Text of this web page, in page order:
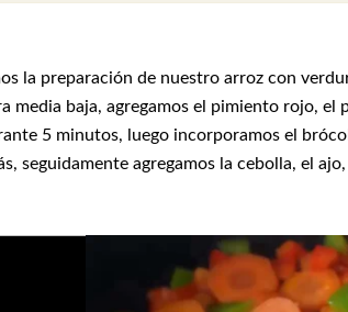
la preparación de nuestro arroz con
media baja, agregamos el pimiento rojo, el
5 minutos, luego incorporamos el
seguidamente agregamos la cebolla, el